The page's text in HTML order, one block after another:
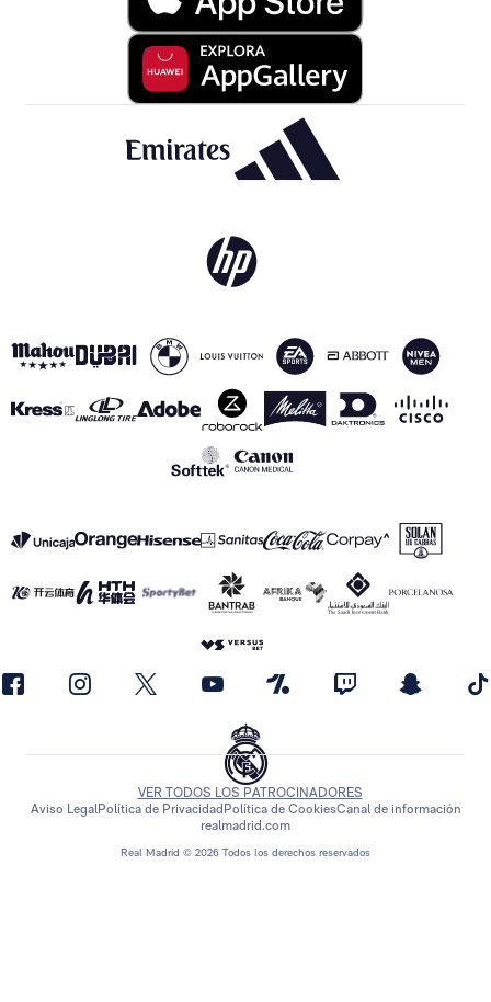
Real Madrid © 2026 Todos los derechos reservados
VER TODOS LOS PATROCINADORES
Aviso LegalPolítica de Privacidad Política de CookiesCanal de información
realmadrid.com